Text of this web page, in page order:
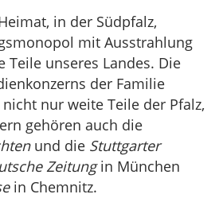
in der Südpfalz,
mit Ausstrahlung
Teile unseres Landes. Die
der Familie
nur weite Teile der Pfalz,
gehören auch die
und die Stuttgarter
Zeitungin München
in Chemnitz.